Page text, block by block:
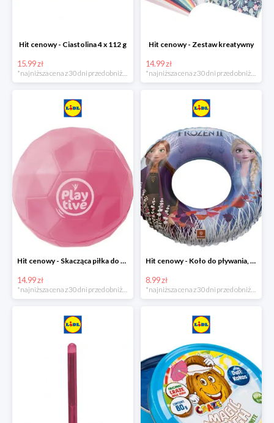
Hit cenowy - Ciastolina 4 x 112 g
15.99 zł
Hit cenowy - Zestaw kreatywny
14.99 zł
Hit cenowy - Skacząca piłka do wody lub superskacząca piłka
14.99 zł
*najniższa cena z 30 dni przed obniżką
Hit cenowy - Koło do pływania, rękawki lub piłka
8.99 zł
*najniższa cena z 30 dni przed obniżką